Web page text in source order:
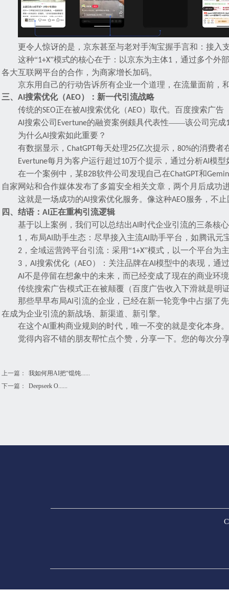
更令人惊讶的是，京东甚至与老对手淘宝握手言和：接入
这种“1+X”模式的核心在于：以京东为主体1 ，通过多个外
各大互联网平台的合作，为商家增长加码。
京东用自己的行动告诉所有企业一个道理，在流量面前，
三、 AI 搜索优化（AEO）：新一代引流战略
传统的SEO正在被AI 搜索优化（AEO）取代。百度搜索广告
AI 搜索公司 Evertune的融资案例颇具代表性——该公司完成
为什么AI 搜索如此重要？
有数据显示， ChatGPT 每天处理25亿次提示， 80%的消费者
Evertune每月为客户运行超过10万个提示，通过分析AI 模型
在一个案例中，某B2B软件公司发现自己在ChatGPT 和
自家网站和合作媒体发布了多篇安全相关文章，两个月后成功
这就是一场成功的AI 搜索优化服务。像这种AEO服务，不
四、 结语： AI 正在重构引流逻辑
基于以上案例，我们可以总结出AI 时代企业引流的三条核
1 ， 布局AI 助手生态：尽早接入主流AI 助手平台，如腾讯元
2 ， 全域运营跨平台引流：采用“1+X”模式，以一个平台为
3 ， AI 搜索优化（AEO）：关注品牌在AI 模型中的表现，通
AI 不是停留在想象中的未来 ，而已经变成了现在的商业环境
传统搜索广告模式正在被颠覆（百度广告收入下滑就是明
那些早早布局AI 引流的企业，已经在新一轮竞争中占据了
在成为企业引流的新战场、新渠道、新引擎。
在这个AI 重构商业规则的时代，唯一不变的就是变化本身
觉得内容不错的朋友帮忙点个赞，分享一下。您的每次分
上一篇：
我如何用AI把“馄饨......
下一篇：
Deepseek O......